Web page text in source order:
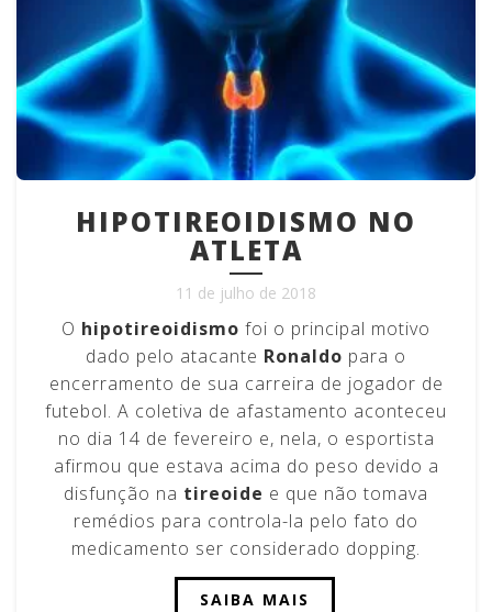
HIPOTIREOIDISMO NO
ATLETA
11 de julho de 2018
O hipotireoidismo foi o principal motivo
dado pelo atacante Ronaldo para o
encerramento de sua carreira de jogador de
futebol. A coletiva de afastamento aconteceu
no dia 14 de fevereiro e, nela, o esportista
afirmou que estava acima do peso devido a
disfunção na tireoide e que não tomava
remédios para controla-la pelo fato do
medicamento ser considerado dopping.
SAIBA MAIS